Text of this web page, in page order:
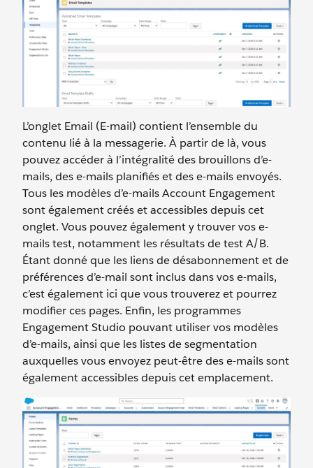
L’onglet Email (E-mail) contient l’ensemble du
contenu lié à la messagerie. À partir de là, vous
pouvez accéder à l’intégralité des brouillons d’e-
mails, des e-mails planifiés et des e-mails envoyés.
Tous les modèles d’e-mails Account Engagement
sont également créés et accessibles depuis cet
onglet. Vous pouvez également y trouver vos e-
mails test, notamment les résultats de test A/B.
Étant donné que les liens de désabonnement et de
préférences d’e-mail sont inclus dans vos e-mails,
c’est également ici que vous trouverez et pourrez
modifier ces pages. Enfin, les programmes
Engagement Studio pouvant utiliser vos modèles
d’e-mails, ainsi que les listes de segmentation
auxquelles vous envoyez peut-être des e-mails sont
également accessibles depuis cet emplacement.